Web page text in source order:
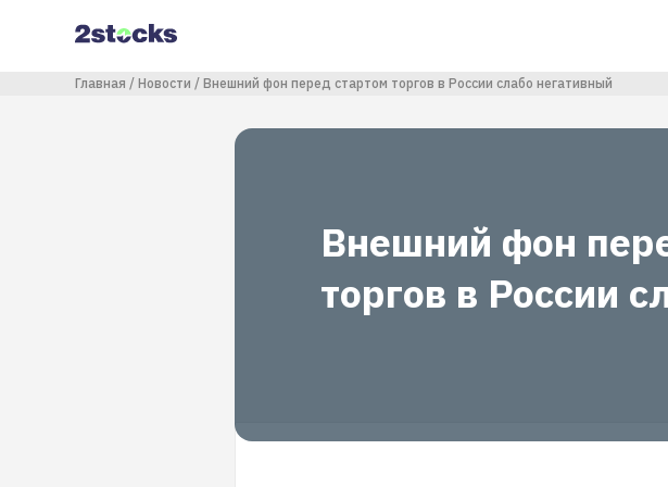
содержанию
Строка навигации
Главная Новости Внешний фон перед стартом торгов в России слабо негативный
Внешний фон
торгов в России